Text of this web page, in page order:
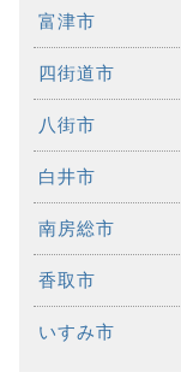
富津市
四街道市
八街市
白井市
南房総市
香取市
いすみ市